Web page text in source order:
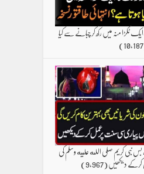
ٹکڑا منہ میں رکھ کر چبانے سے کیا
نبی کریم صلی الله علیه وسلم کی
دیکھیں(9,967)